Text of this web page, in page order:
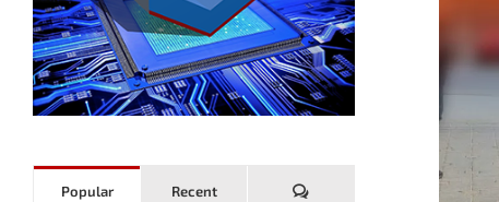
Popular Recent Komentari